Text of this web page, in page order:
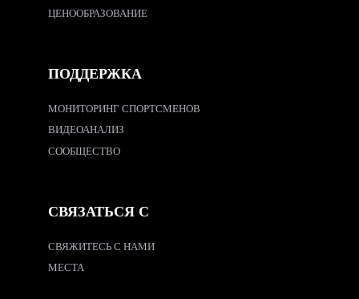
ЦЕНООБРАЗОВАНИЕ
ПОДДЕРЖКА
МОНИТОРИНГ СПОРТСМЕНОВ
ВИДЕОАНАЛИЗ
СООБЩЕСТВО
СВЯЗАТЬСЯ С
СВЯЖИТЕСЬ С НАМИ
МЕСТА